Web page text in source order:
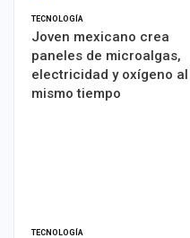
TECNOLOGÍA
Joven mexicano crea
paneles de microalgas,
electricidad y oxígeno al
mismo tiempo
TECNOLOGÍA